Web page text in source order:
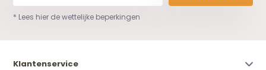
* Lees hier de wettelijke beperkingen
Klantenservice